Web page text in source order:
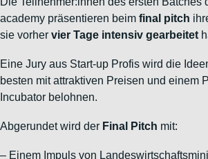
academy präsentieren beim final pitch
sie vorher vier Tage intensiv gearbeitet
Eine Jury aus Start-up Profis wird die
besten mit attraktiven Preisen und einem
Incubator belohnen.
Abgerundet wird der Final Pitch mit:
– Einem Impuls von